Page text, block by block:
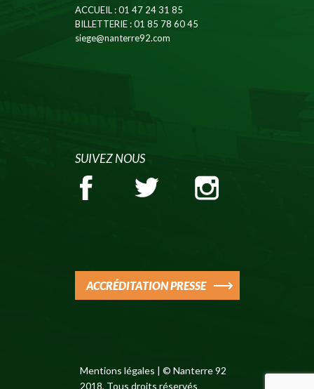
ACCUEIL: 01 47 24 31 85
BILLETTERIE: 01 85 78 60 45
siege@nanterre92.com
SUIVEZ NOUS
ACCRÉDITATION PRESSE
Mentions légales | © Nanterre 92
2018, Tous droits réservés